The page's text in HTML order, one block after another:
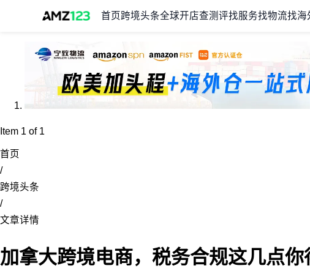
首页 跨境头条全球开店查测评找服务找物流找海
Item 1 of 1
首页
/
跨境头条
/
文章详情
加拿大跨境电商，税务合规这几点你